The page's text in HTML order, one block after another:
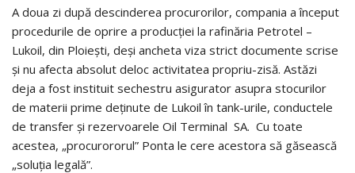
A doua zi după descinderea procurorilor, compania a început
procedurile de oprire a producţiei la rafinăria Petrotel –
Lukoil, din Ploieşti, deşi ancheta viza strict documente scrise
şi nu afecta absolut deloc activitatea propriu-zisă. Astăzi
deja a fost instituit sechestru asigurator asupra stocurilor
de materii prime deţinute de Lukoil în tank-urile, conductele
de transfer şi rezervoarele Oil Terminal SA. Cu toate
acestea, „procurororul” Ponta le cere acestora să găsească
„soluţia legală”.